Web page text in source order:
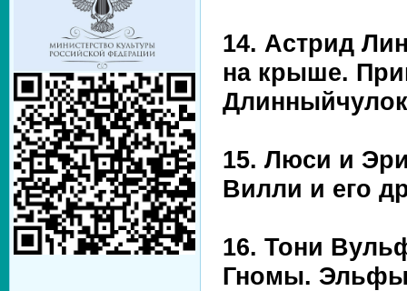
14. Астрид
на крыше.
15. Люси и
Вилли и его
16. Тони
Гномы.